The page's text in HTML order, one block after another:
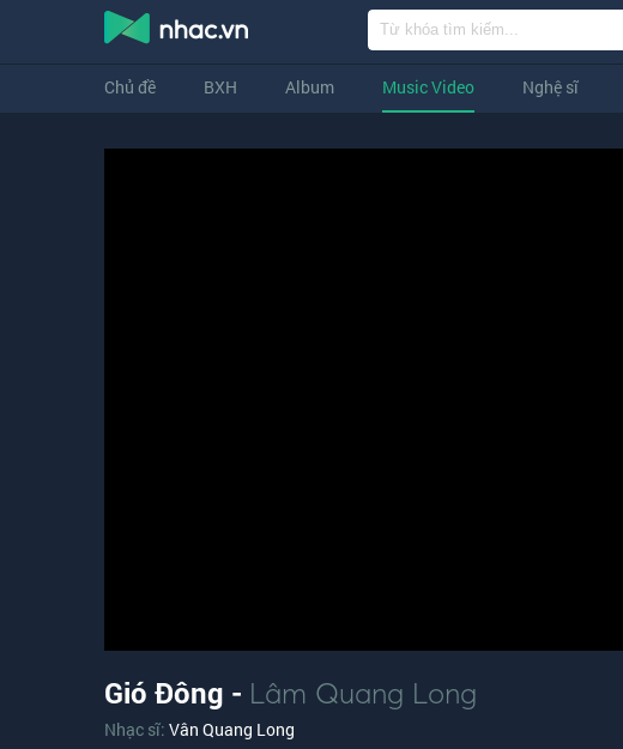
Chủ đề BXH Album Music Video Nghệ sĩ
Gió Đông - Lâm Quang Long
Nhạc sĩ: Vân Quang Long